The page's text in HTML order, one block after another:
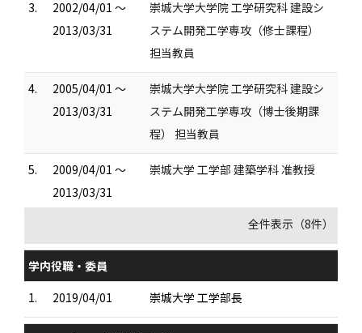
3.
2002/04/01 ～
2013/03/31
崇城大学大学院 工学研究科 建設シ
ステム開発工学専攻（修士課程）
担当教員
4.
2005/04/01 ～
2013/03/31
崇城大学大学院 工学研究科 建設シ
ステム開発工学専攻（博士後期課
程） 担当教員
5.
2009/04/01 ～
2013/03/31
崇城大学 工学部 建築学科 准教授
全件表示（8件）
学内役職・委員
1.
2019/04/01 崇城大学 工学部長